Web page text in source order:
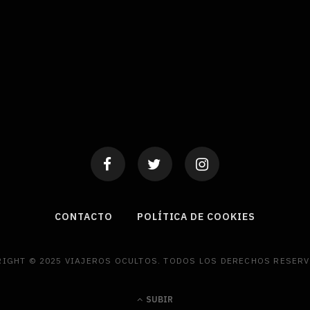
CONTACTO POLÍTICA DE COOKIES
© 2025 VIAJEROS OCULTOS. TODOS LOS DERECHOS
SUBIR